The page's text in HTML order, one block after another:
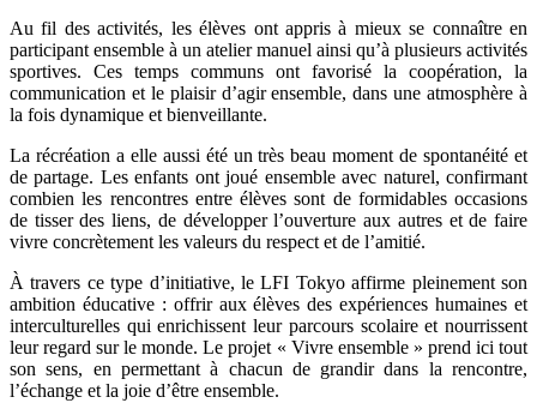
Au fil des activités, les élèves ont appris à mieux se connaître en
participant ensemble à un atelier manuel ainsi qu’à plusieurs activités
sportives. Ces temps communs ont favorisé la coopération, la
communication et le plaisir d’agir ensemble, dans une atmosphère à
la fois dynamique et bienveillante.
La récréation a elle aussi été un très beau moment de spontanéité et
de partage. Les enfants ont joué ensemble avec naturel, confirmant
combien les rencontres entre élèves sont de formidables occasions
de tisser des liens, de développer l’ouverture aux autres et de faire
vivre concrètement les valeurs du respect et de l’amitié.
À travers ce type d’initiative, le LFI Tokyo affirme pleinement son
ambition éducative : offrir aux élèves des expériences humaines et
interculturelles qui enrichissent leur parcours scolaire et nourrissent
leur regard sur le monde. Le projet « Vivre ensemble » prend ici tout
son sens, en permettant à chacun de grandir dans la rencontre,
l’échange et la joie d’être ensemble.